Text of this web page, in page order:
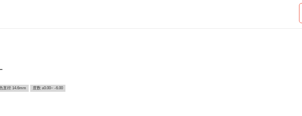
直径 14.6mm 度数 ±0.00~ -6.00